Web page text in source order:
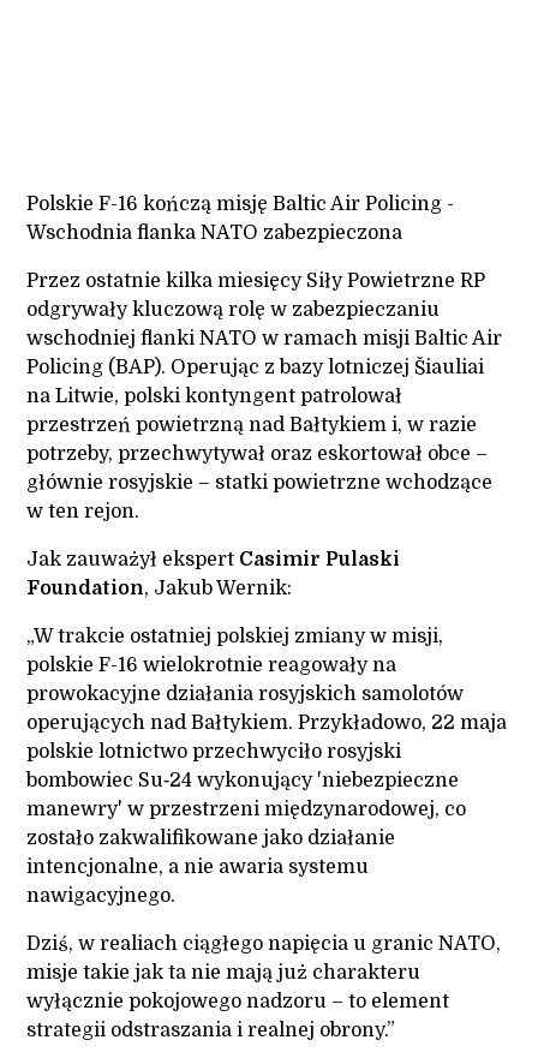
Polskie F-16 kończą misję Baltic Air Policing -
Wschodnia flanka NATO zabezpieczona
Przez ostatnie kilka miesięcy Siły Powietrzne RP
odgrywały kluczową rolę w zabezpieczaniu
wschodniej flanki NATO w ramach misji Baltic Air
Policing (BAP). Operując z bazy lotniczej Šiauliai
na Litwie, polski kontyngent patrolował
przestrzeń powietrzną nad Bałtykiem i, w razie
potrzeby, przechwytywał oraz eskortował obce –
głównie rosyjskie – statki powietrzne wchodzące
w ten rejon.
Jak zauważył ekspert Casimir Pulaski
Foundation, Jakub Wernik:
„W trakcie ostatniej polskiej zmiany w misji,
polskie F-16 wielokrotnie reagowały na
prowokacyjne działania rosyjskich samolotów
operujących nad Bałtykiem. Przykładowo, 22 maja
polskie lotnictwo przechwyciło rosyjski
bombowiec Su‑24 wykonujący 'niebezpieczne
manewry' w przestrzeni międzynarodowej, co
zostało zakwalifikowane jako działanie
intencjonalne, a nie awaria systemu
nawigacyjnego.
Dziś, w realiach ciągłego napięcia u granic NATO,
misje takie jak ta nie mają już charakteru
wyłącznie pokojowego nadzoru – to element
strategii odstraszania i realnej obrony.”